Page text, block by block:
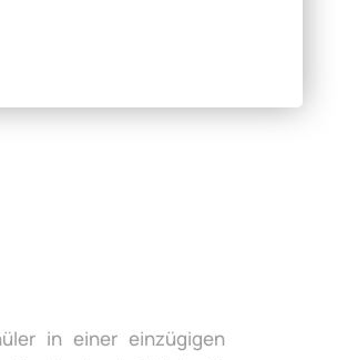
in einer einzügigen